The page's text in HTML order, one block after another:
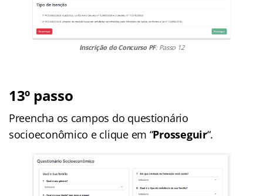
Inscrição do Concurso PF: Passo 12
13º passo
Preencha os campos do questionário
socioeconômico e clique em “Prosseguir“.